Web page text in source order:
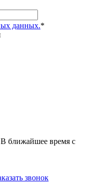
данных.*
ближайшее время с
звонок